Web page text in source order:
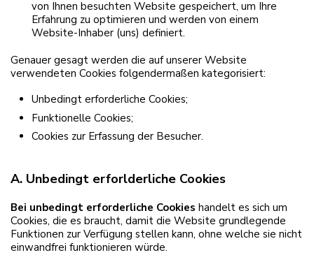
von Ihnen besuchten Website gespeichert, um Ihre
Erfahrung zu optimieren und werden von einem
Website-Inhaber (uns) definiert.
Genauer gesagt werden die auf unserer Website
verwendeten Cookies folgendermaßen kategorisiert:
Unbedingt erforderliche Cookies;
Funktionelle Cookies;
Cookies zur Erfassung der Besucher.
A. Unbedingt erforlderliche Cookies
Bei unbedingt erforderliche Cookies handelt es sich um
Cookies, die es braucht, damit die Website grundlegende
Funktionen zur Verfügung stellen kann, ohne welche sie nicht
einwandfrei funktionieren würde.